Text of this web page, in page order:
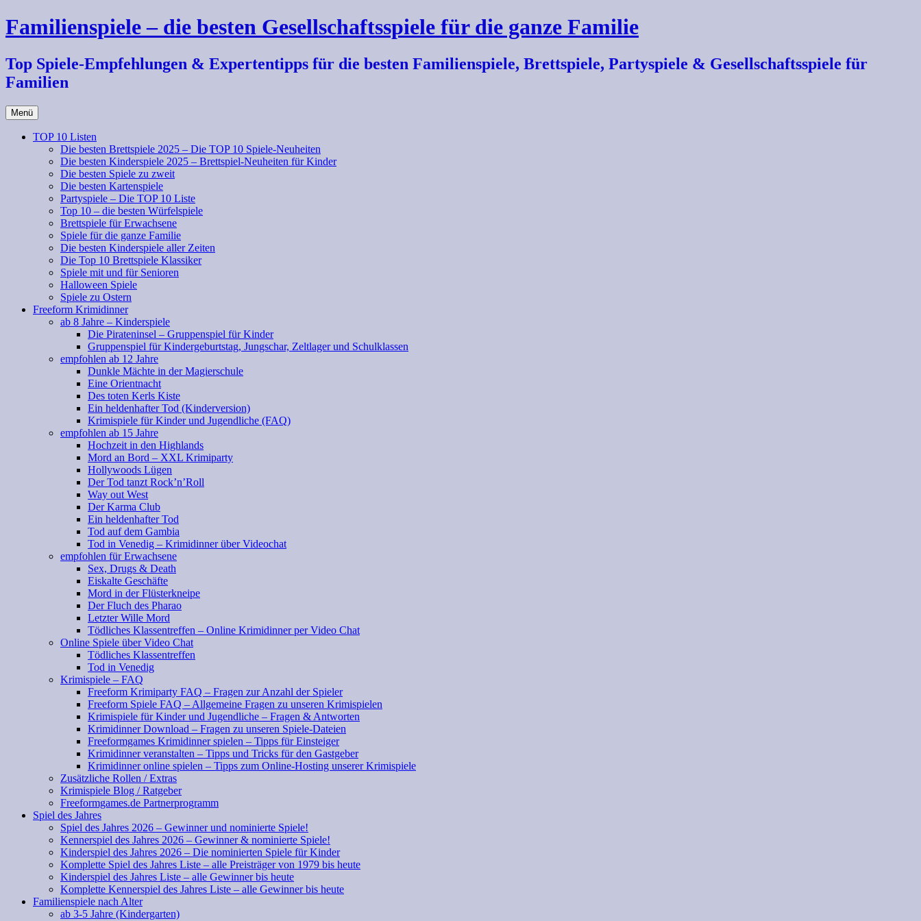
Zum
Inhalt
Familienspiele – die besten Gesellschaftsspiele für die ganze Familie
Top Spiele-Empfehlungen & Expertentipps für die besten Familienspiele, Brettspiele, Partyspiele & Gesellschaftsspiele für
Familien
Menü
TOP 10 Listen
Die besten Brettspiele 2025 – Die TOP 10 Spiele-Neuheiten
Die besten Kinderspiele 2025 – Brettspiel-Neuheiten für Kinder
Die besten Spiele zu zweit
Die besten Kartenspiele
Partyspiele – Die TOP 10 Liste
Top 10 – die besten Würfelspiele
Brettspiele für Erwachsene
Spiele für die ganze Familie
Die besten Kinderspiele aller Zeiten
Die Top 10 Brettspiele Klassiker
Spiele mit und für Senioren
Halloween Spiele
Spiele zu Ostern
Freeform Krimidinner
ab 8 Jahre – Kinderspiele
Die Pirateninsel – Gruppenspiel für Kinder
Gruppenspiel für Kindergeburtstag, Jungschar, Zeltlager und Schulklassen
empfohlen ab 12 Jahre
Dunkle Mächte in der Magierschule
Eine Orientnacht
Des toten Kerls Kiste
Ein heldenhafter Tod (Kinderversion)
Krimispiele für Kinder und Jugendliche (FAQ)
empfohlen ab 15 Jahre
Hochzeit in den Highlands
Mord an Bord – XXL Krimiparty
Hollywoods Lügen
Der Tod tanzt Rock’n’Roll
Way out West
Der Karma Club
Ein heldenhafter Tod
Tod auf dem Gambia
Tod in Venedig – Krimidinner über Videochat
empfohlen für Erwachsene
Sex, Drugs & Death
Eiskalte Geschäfte
Mord in der Flüsterkneipe
Der Fluch des Pharao
Letzter Wille Mord
Tödliches Klassentreffen – Online Krimidinner per Video Chat
Online Spiele über Video Chat
Tödliches Klassentreffen
Tod in Venedig
Krimispiele – FAQ
Freeform Krimiparty FAQ – Fragen zur Anzahl der Spieler
Freeform Spiele FAQ – Allgemeine Fragen zu unseren Krimispielen
Krimispiele für Kinder und Jugendliche – Fragen & Antworten
Krimidinner Download – Fragen zu unseren Spiele-Dateien
Freeformgames Krimidinner spielen – Tipps für Einsteiger
Krimidinner veranstalten – Tipps und Tricks für den Gastgeber
Krimidinner online spielen – Tipps zum Online-Hosting unserer Krimispiele
Zusätzliche Rollen / Extras
Krimispiele Blog / Ratgeber
Freeformgames.de Partnerprogramm
Spiel des Jahres
Spiel des Jahres 2026 – Gewinner und nominierte Spiele!
Kennerspiel des Jahres 2026 – Gewinner & nominierte Spiele!
Kinderspiel des Jahres 2026 – Die nominierten Spiele für Kinder
Komplette Spiel des Jahres Liste – alle Preisträger von 1979 bis heute
Kinderspiel des Jahres Liste – alle Gewinner bis heute
Komplette Kennerspiel des Jahres Liste – alle Gewinner bis heute
Familienspiele nach Alter
ab 3-5 Jahre (Kindergarten)